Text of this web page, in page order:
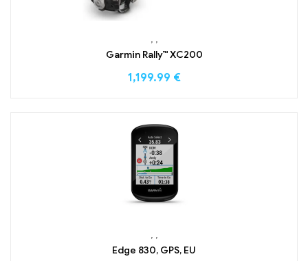
, ,
Garmin Rally™ XC200
1,199.99 €
, ,
Edge 830, GPS, EU